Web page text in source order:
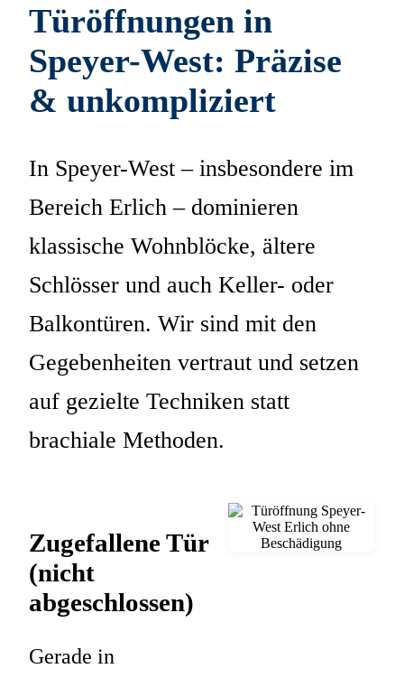
Türöffnungen in
Speyer-West: Präzise
& unkompliziert
In Speyer-West – insbesondere im
Bereich Erlich – dominieren
klassische Wohnblöcke, ältere
Schlösser und auch Keller- oder
Balkontüren. Wir sind mit den
Gegebenheiten vertraut und setzen
auf gezielte Techniken statt
brachiale Methoden.
Zugefallene Tür
(nicht
abgeschlossen)
Gerade in